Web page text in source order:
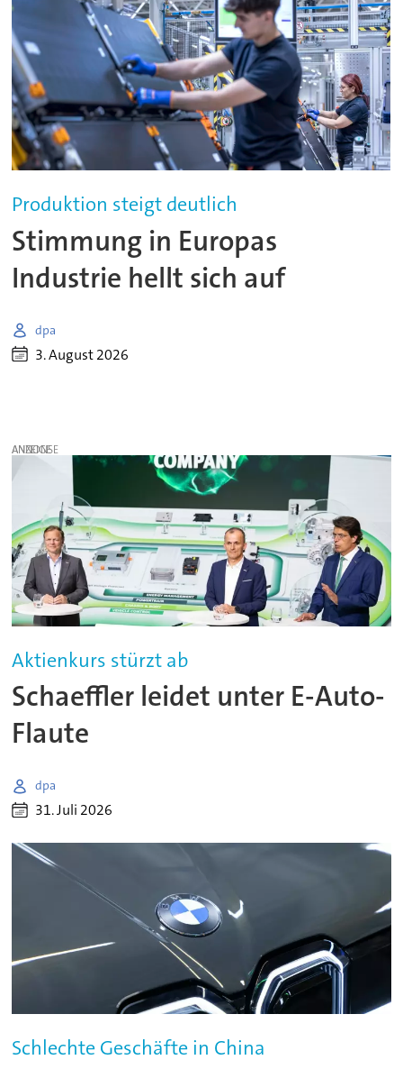
Produktion steigt deutlich
Stimmung in Europas
Industrie hellt sich auf
dpa
3. August 2026
ANZEIGE
Aktienkurs stürzt ab
Schaeffler leidet unter E-Auto-
Flaute
dpa
31. Juli 2026
Schlechte Geschäfte in China